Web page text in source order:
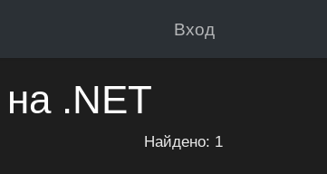
Вход
.NET
Найдено: 1